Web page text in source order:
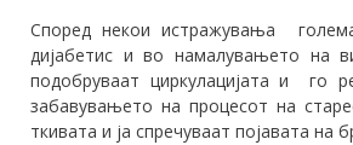
Според некои истражувања
дијабетис и во намалувањето на
подобруваат циркулацијата и го
забавувањето на процесот на
ткивата и ја спречуваат појавата на